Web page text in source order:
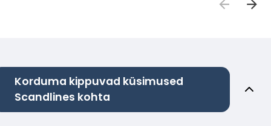
Korduma kippuvad küsimused
Scandlines kohta